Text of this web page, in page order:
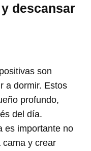
descansar
son
a dormir. Estos
profundo,
del día.
es importante no
cama y crear